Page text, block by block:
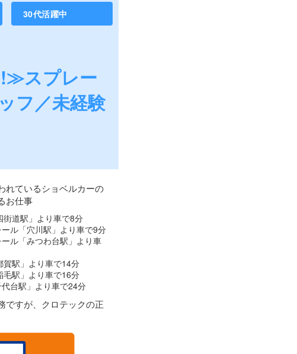
30代活躍中
スプレー
フ／未経験
れているショベルカーの
お仕事
街道駅」より車で8分
ル「穴川駅」より車で9分
ル「みつわ台駅」より車
賀駅」より車で14分
毛駅」より車で16分
台駅」より車で24分
ですが、クロテックの正